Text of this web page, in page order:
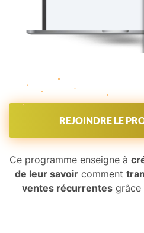
REJOINDRE LE
Ce programme enseigne à
de leur savoircomment
ventes récurrentes grâce